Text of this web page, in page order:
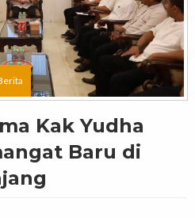
Kak Yudha
Baru di